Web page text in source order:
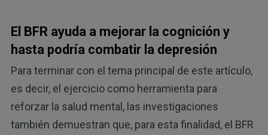
El BFR ayuda a mejorar la cognición y
hasta podría combatir la depresión
Para terminar con el tema principal de este artículo,
es decir, el ejercicio como herramienta para
reforzar la salud mental, las investigaciones
también demuestran que, para esta finalidad, el BFR